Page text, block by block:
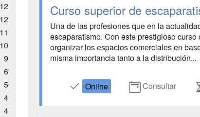
12
12
11
10
9
6
5
4
4
Curso superior de
Una de las profesiones que en la
escaparatismo. Con este prestigioso
organizar los espacios comerciales en
misma importancia tanto a la distribución...
Online Consultar